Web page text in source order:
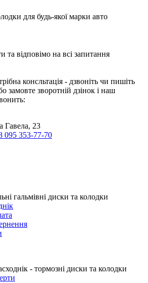
для будь-якої марки авто
та відповімо на всі запитання
консльтація - дзвоніть чи пишіть
замовте зворотній дзінок і наш
Гавела, 23
095 353-77-70
гальмівні диски та колодки
- тормозні диски та колодки